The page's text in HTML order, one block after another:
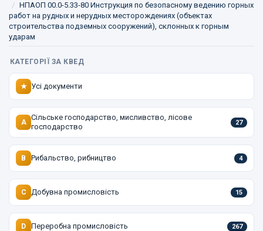
НПАОП 00.0-5.33-80 Инструкция по безопасному ведению горных
работ на рудных и нерудных месторождениях (объектах
строительства подземных сооружений), склонных к горным
ударам
КАТЕГОРІЇ ЗА КВЕД
★ Усі документи
A
Сільське господарство, мисливство, лісове
господарство
27
B Рибальство, рибництво 4
C Добувна промисловість 15
D Переробна промисловість 267